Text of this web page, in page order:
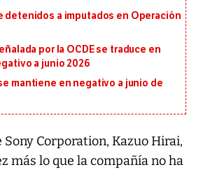
detenidos a imputados en Operación
por la OCDE se traduce en
a junio 2026
mantiene en negativo a junio de
Corporation, Kazuo Hirai,
más lo que la compañía no ha